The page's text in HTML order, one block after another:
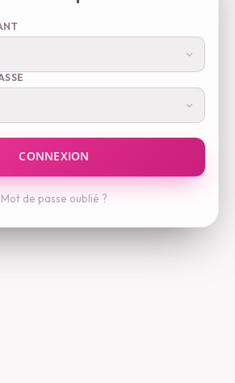
Mot de passe oublié ?